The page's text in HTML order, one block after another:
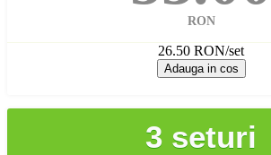
RON
26.50 RON/set
Adauga in cos
3 seturi